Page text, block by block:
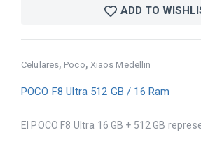
Celulares, Poco, Xiaos Medellin
POCO F8 Ultra 512 GB / 16 Ram
El POCO F8 Ultra 16 GB + 512 GB
ADD TO